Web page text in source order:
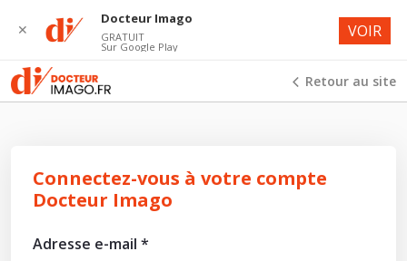
Retour au site
Connectez-vous à votre compte
Docteur Imago
Adresse e-mail *
✕
Docteur Imago
GRATUIT
Sur Google Play
VOIR